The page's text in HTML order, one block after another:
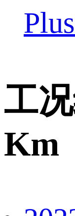
工
Km